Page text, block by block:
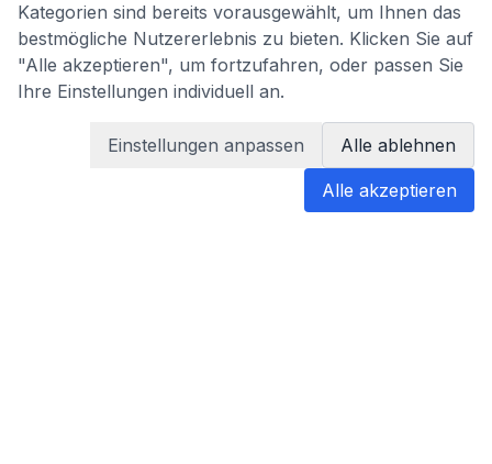
Kategorien sind bereits vorausgewählt, um Ihnen das
bestmögliche Nutzererlebnis zu bieten. Klicken Sie auf
"Alle akzeptieren", um fortzufahren, oder passen Sie
Ihre Einstellungen individuell an.
Einstellungen anpassen Alle ablehnen
Alle akzeptieren